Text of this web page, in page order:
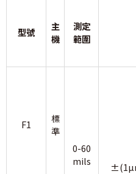
型號
主
機
測定
範圍
F1
標
準
0-60
mils